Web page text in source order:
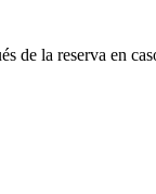
de la reserva en